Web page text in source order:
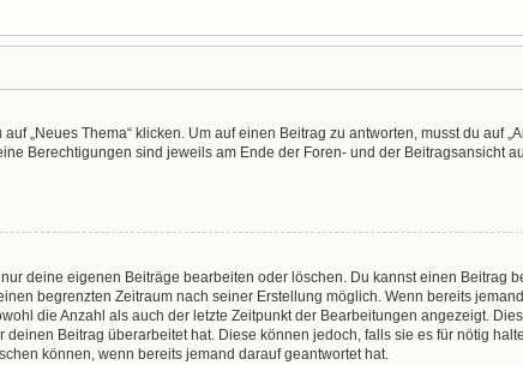
„Neues Thema“ klicken. Um auf einen Beitrag zu antworten, musst du auf
Berechtigungen sind jeweils am Ende der Foren- und der Beitragsansicht
deine eigenen Beiträge bearbeiten oder löschen. Du kannst einen Beitrag
begrenzten Zeitraum nach seiner Erstellung möglich. Wenn bereits
die Anzahl als auch der letzte Zeitpunkt der Bearbeitungen angezeigt.
Beitrag überarbeitet hat. Diese können jedoch, falls sie es für nötig
können, wenn bereits jemand darauf geantwortet hat.